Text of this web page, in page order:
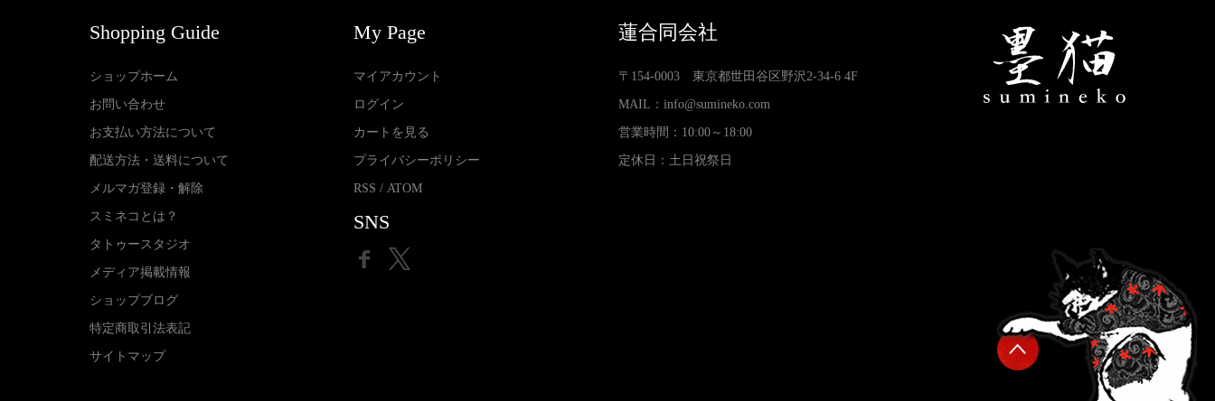
Shopping Guide
ショップホーム
お問い合わせ
お支払い方法について
配送方法・送料について
メルマガ登録・解除
スミネコとは？
タトゥースタジオ
メディア掲載情報
ショップブログ
特定商取引法表記
サイトマップ
My Page
マイアカウント
ログイン
カートを見る
プライバシーポリシー
RSS /ATOM
SNS
蓮合同会社
〒154-0003 東京都世田谷区野沢2-34-6 4F
MAIL： info@sumineko.com
営業時間：10:00～18:00
定休日：土日祝祭日